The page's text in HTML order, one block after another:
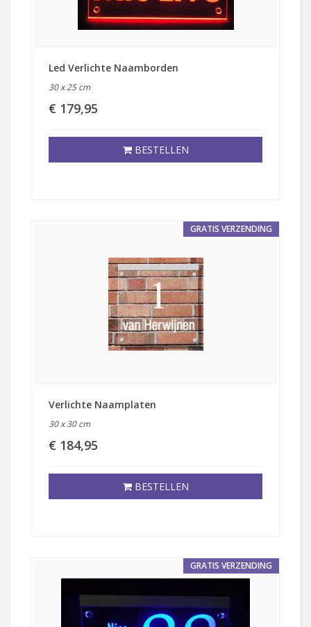
Led Verlichte Naamborden
30 x 25 cm
€ 179,95
BESTELLEN
GRATIS VERZENDING
Verlichte Naamplaten
30 x 30 cm
€ 184,95
BESTELLEN
GRATIS VERZENDING